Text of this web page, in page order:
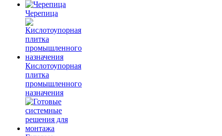
Черепица
Кислотоупорная
плитка
промышленного
назначения